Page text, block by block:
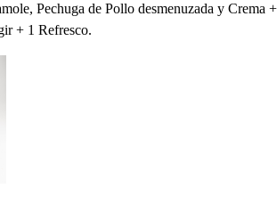
Pechuga de Pollo desmenuzada y Crema +
+ 1 Refresco.